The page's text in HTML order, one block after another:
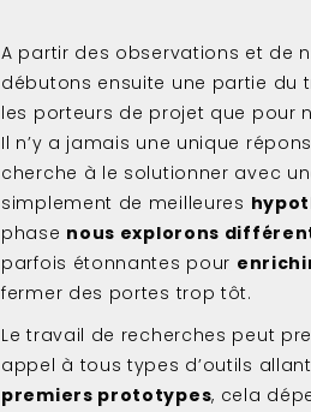
A partir des observations et de
débutons ensuite une partie du
les porteurs de projet que pour
Il n’y a jamais une unique
cherche à le solutionner avec
simplement de meilleures
phase nous explorons
parfois étonnantes pour
fermer des portes trop tôt.
Le travail de recherches peut
appel à tous types d’outils
premiers prototypes, cela